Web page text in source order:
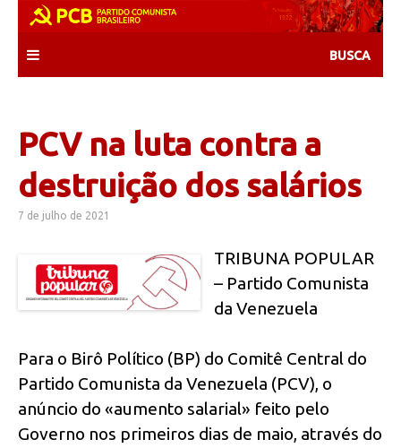
content
PCV na luta contra a
destruição dos salários
7 de julho de 2021
TRIBUNA POPULAR
– Partido Comunista
da Venezuela
Para o Birô Político (BP) do Comitê Central do
Partido Comunista da Venezuela (PCV), o
anúncio do «aumento salarial» feito pelo
Governo nos primeiros dias de maio, através do